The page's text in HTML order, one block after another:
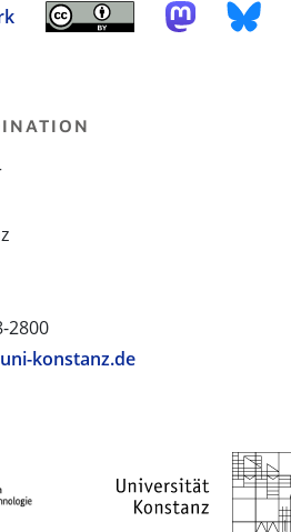
2800
konstanz.de